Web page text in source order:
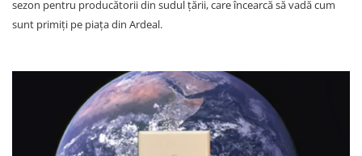
sezon pentru producătorii din sudul țării, care încearcă să vadă cum
sunt primiți pe piața din Ardeal.